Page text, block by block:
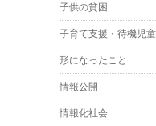
子供の貧困
子育て支援・待機児童
形になったこと
情報公開
情報化社会